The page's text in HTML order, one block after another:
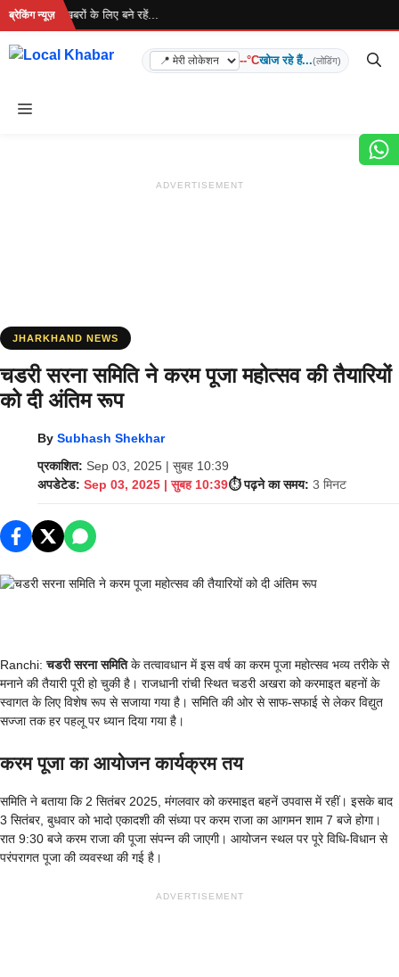
Skip
content
ब्रेकिंग न्यूज़
है... ताज़ा खबरों के लिए बने रहें...
--°Cखोज रहे हैं...(लोडिंग)
Menu
ADVERTISEMENT
JHARKHAND NEWS
चडरी सरना समिति ने करम पूजा महोत्सव की तैयारियों
को दी अंतिम रूप
By Subhash Shekhar
प्रकाशित: Sep 03, 2025 | सुबह 10:39
अपडेटेड: Sep 03, 2025 | सुबह 10:39⏱️ पढ़ने का समय: 3 मिनट
Ranchi:चडरी सरना समितिके तत्वावधान में इस वर्ष का करम पूजा महोत्सव भव्य तरीके से
मनाने की तैयारी पूरी हो चुकी है। राजधानी रांची स्थित चडरी अखरा को करमाइत बहनों के
स्वागत के लिए विशेष रूप से सजाया गया है। समिति की ओर से साफ-सफाई से लेकर विद्युत
सज्जा तक हर पहलू पर ध्यान दिया गया है।
करम पूजा का आयोजन कार्यक्रम तय
समिति ने बताया कि 2 सितंबर 2025, मंगलवार को करमाइत बहनें उपवास में रहीं। इसके बाद
3 सितंबर, बुधवार को भादो एकादशी की संध्या पर करम राजा का आगमन शाम 7 बजे होगा।
रात 9:30 बजे करम राजा की पूजा संपन्न की जाएगी। आयोजन स्थल पर पूरे विधि-विधान से
परंपरागत पूजा की व्यवस्था की गई है।
ADVERTISEMENT